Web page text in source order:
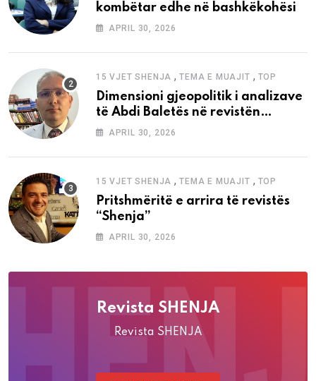
kombëtar edhe në bashkëkohësi
APRIL 30, 2026
15 VJET SHENJA ,TEMA E MUAJIT , TOP
Dimensioni gjeopolitik i analizave
të Abdi Baletës në revistën
“Shenja”
APRIL 30, 2026
15 VJET SHENJA ,TEMA E MUAJIT , TOP
Pritshmëritë e arrira të revistës
“Shenja”
APRIL 30, 2026
Revista SHENJA
Revista SHENJA